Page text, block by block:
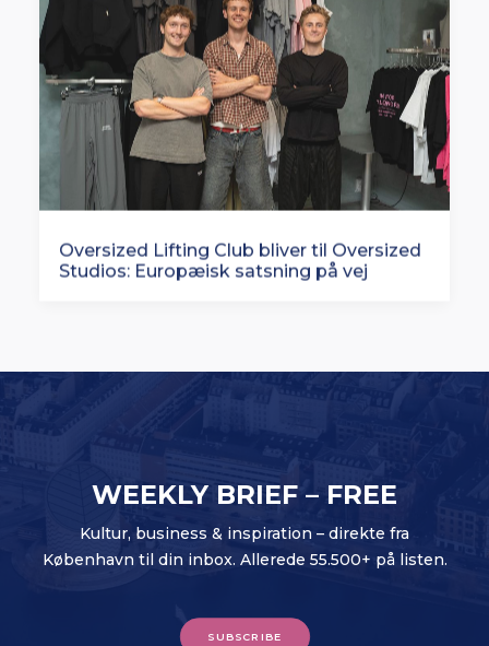
Oversized Lifting Club bliver til Oversized
Studios: Europæisk satsning på vej
WEEKLY BRIEF – FREE
Kultur, business & inspiration – direkte fra
København til din inbox. Allerede 55.500+ på listen.
SUBSCRIBE